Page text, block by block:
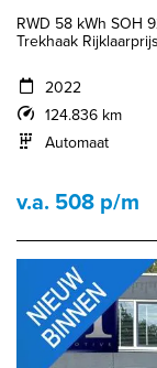
RWD 58 kWh SOH
Trekhaak
2022
124.836 km
Automaat
v.a. 508 p/m